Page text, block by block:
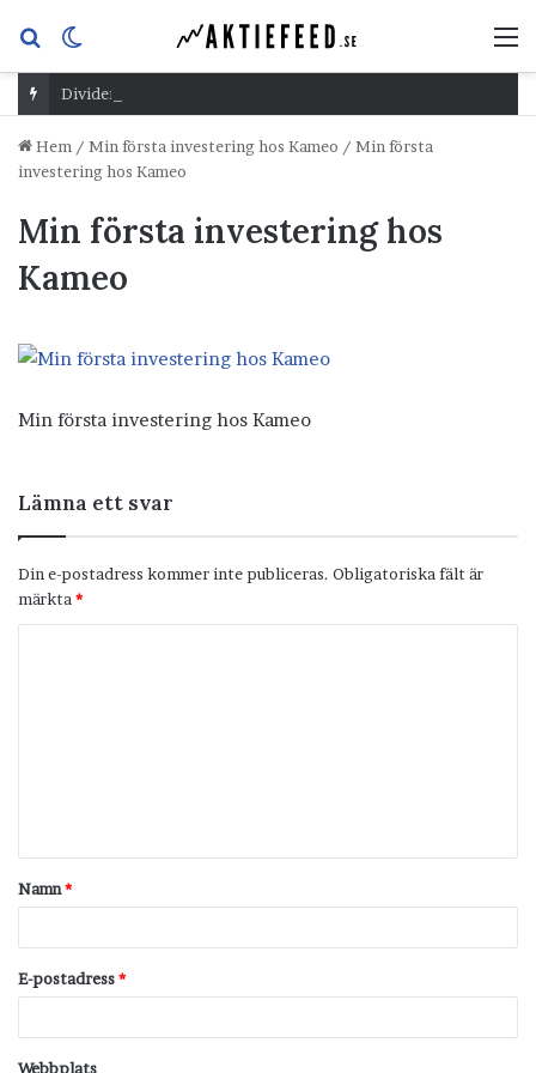
Sök
efterskin
Dividend Overshoot Day
Hem / Min första investering hos Kameo / Min första
investering hos Kameo
Min första investering hos
Kameo
Min första investering hos Kameo
Lämna ett svar
Din e-postadress kommer inte publiceras. Obligatoriska fält är
märkta *
t
a
Namn*
E-postadress*
Webbplats